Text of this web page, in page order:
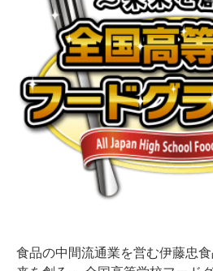
食品の中間流通業を営む伊藤忠